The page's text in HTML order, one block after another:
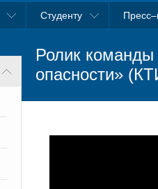
Студенту
Ролик
опасности»